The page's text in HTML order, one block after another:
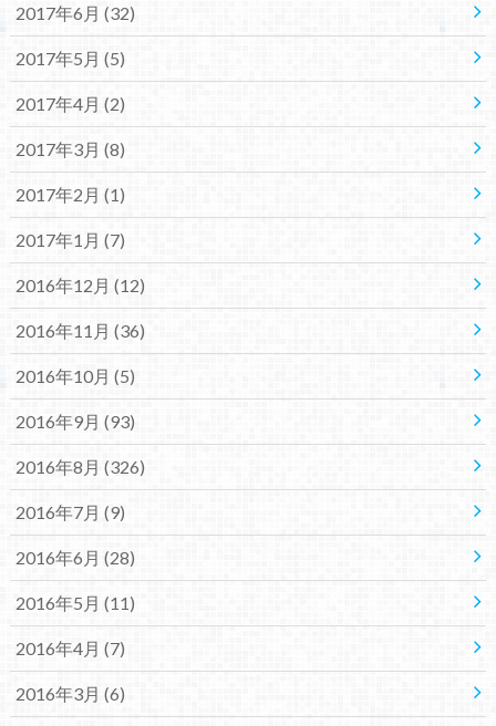
2017年6月 (32)
2017年5月 (5)
2017年4月 (2)
2017年3月 (8)
2017年2月 (1)
2017年1月 (7)
2016年12月 (12)
2016年11月 (36)
2016年10月 (5)
2016年9月 (93)
2016年8月 (326)
2016年7月 (9)
2016年6月 (28)
2016年5月 (11)
2016年4月 (7)
2016年3月 (6)